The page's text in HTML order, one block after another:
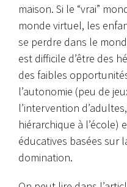
maison. Si le “vrai”
monde virtuel, les
se perdre dans le
est difficile d’être des
des faibles
l’autonomie (peu de
l’intervention
hiérarchique à l’école)
éducatives basées sur
domination.